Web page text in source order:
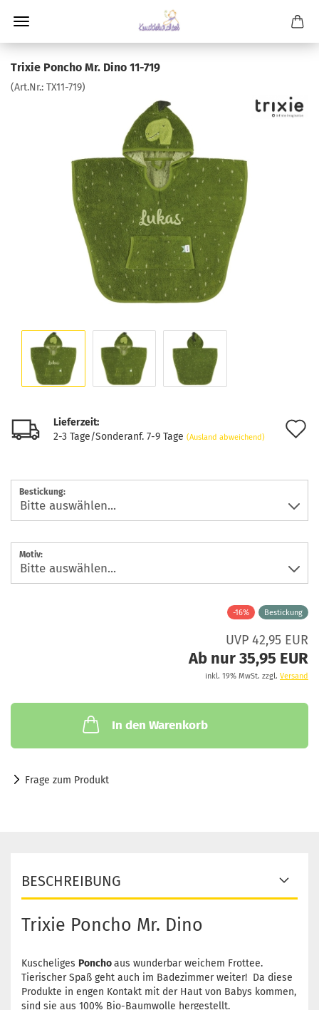
Trixie Poncho Mr. Dino 11-719
(Art.Nr.: TX11-719)
Lieferzeit:
2-3 Tage/Sonderanf. 7-9 Tage (Ausland abweichend)
Bestickung:
Motiv:
-16% Bestickung
UVP 42,95 EUR
Ab nur 35,95 EUR
inkl. 19% MwSt. zzgl. Versand
In den Warenkorb
Frage zum Produkt
BESCHREIBUNG
Trixie Poncho Mr. Dino
Kuscheliges Ponchoaus wunderbar weichem Frottee.
Tierischer Spaß geht auch im Badezimmer weiter! Da diese
Produkte in engen Kontakt mit der Haut von Babys kommen,
sind sie aus 100% Bio-Baumwolle hergestellt.